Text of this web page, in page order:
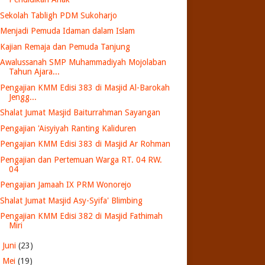
Sekolah Tabligh PDM Sukoharjo
Menjadi Pemuda Idaman dalam Islam
Kajian Remaja dan Pemuda Tanjung
Awalussanah SMP Muhammadiyah Mojolaban
Tahun Ajara...
Pengajian KMM Edisi 383 di Masjid Al-Barokah
Jengg...
Shalat Jumat Masjid Baiturrahman Sayangan
Pengajian 'Aisyiyah Ranting Kaliduren
Pengajian KMM Edisi 383 di Masjid Ar Rohman
Pengajian dan Pertemuan Warga RT. 04 RW.
04
Pengajian Jamaah IX PRM Wonorejo
Shalat Jumat Masjid Asy-Syifa' Blimbing
Pengajian KMM Edisi 382 di Masjid Fathimah
Miri
Juni (23)
Mei (19)